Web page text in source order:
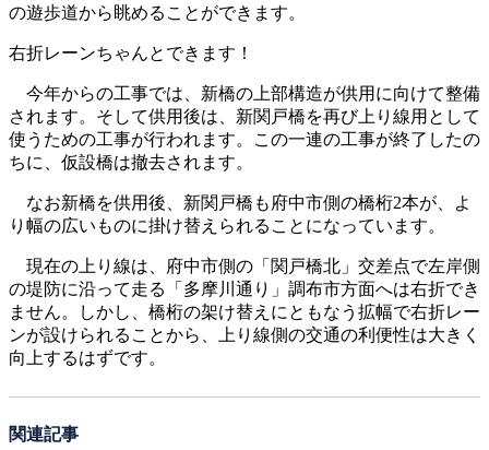
の遊歩道から眺めることができます。
右折レーンちゃんとできます！
今年からの工事では、新橋の上部構造が供用に向けて整備
されます。そして供用後は、新関戸橋を再び上り線用として
使うための工事が行われます。この一連の工事が終了したの
ちに、仮設橋は撤去されます。
なお新橋を供用後、新関戸橋も府中市側の橋桁2本が、よ
り幅の広いものに掛け替えられることになっています。
現在の上り線は、府中市側の「関戸橋北」交差点で左岸側
の堤防に沿って走る「多摩川通り」調布市方面へは右折でき
ません。しかし、橋桁の架け替えにともなう拡幅で右折レー
ンが設けられることから、上り線側の交通の利便性は大きく
向上するはずです。
関連記事